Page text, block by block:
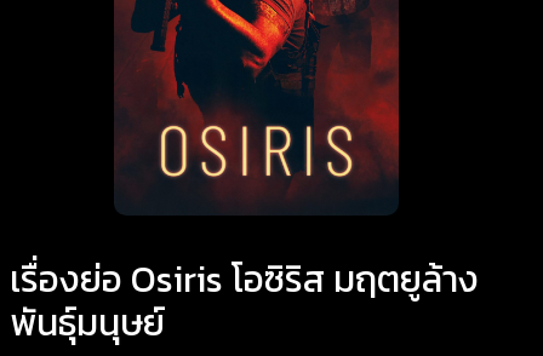
เรื่องย่อ Osiris โอซิริส มฤตยูล้าง
พันธุ์มนุษย์